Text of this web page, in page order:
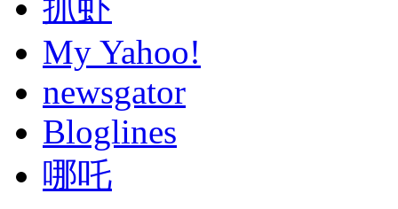
My Yahoo!
newsgator
Bloglines
哪吒